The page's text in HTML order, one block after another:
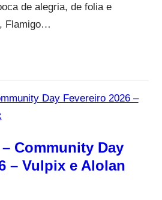
de alegria, de folia e
Flamigo…
Community Day
– Vulpix e Alolan